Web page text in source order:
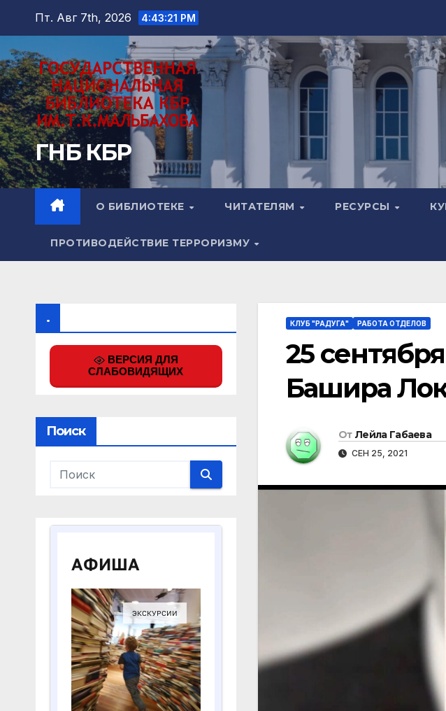
Перейти
содержимому
Пт. Авг 7th, 2026 4:43:22 PM
ГНБ КБР
О БИБЛИОТЕКЕ ЧИТАТЕЛЯМ РЕСУРСЫ
ПРОТИВОДЕЙСТВИЕ ТЕРРОРИЗМУ
.
ВЕРСИЯ ДЛЯ
СЛАБОВИДЯЩИХ
Поиск
КЛУБ "РАДУГА" РАБОТА ОТДЕЛОВ
25
Башира
От Лейла Габаева
СЕН 25, 2021